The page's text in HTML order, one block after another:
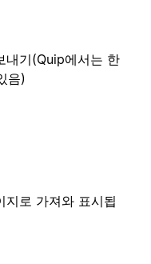
내기(Quip에서는 한
음)
로 가져와 표시됩